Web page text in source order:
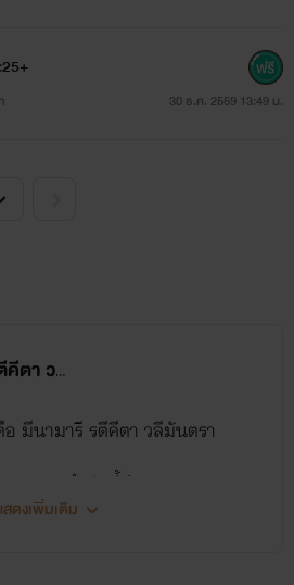
30 ธ.ค. 2559 13:49 น.
มีนามารี รตีคีตา วลีมันตรา
มีนามารี รตีคีตา วลีมันตรา
งขายแล้วดังนี้ค่า
สดงเพิ่มเติม